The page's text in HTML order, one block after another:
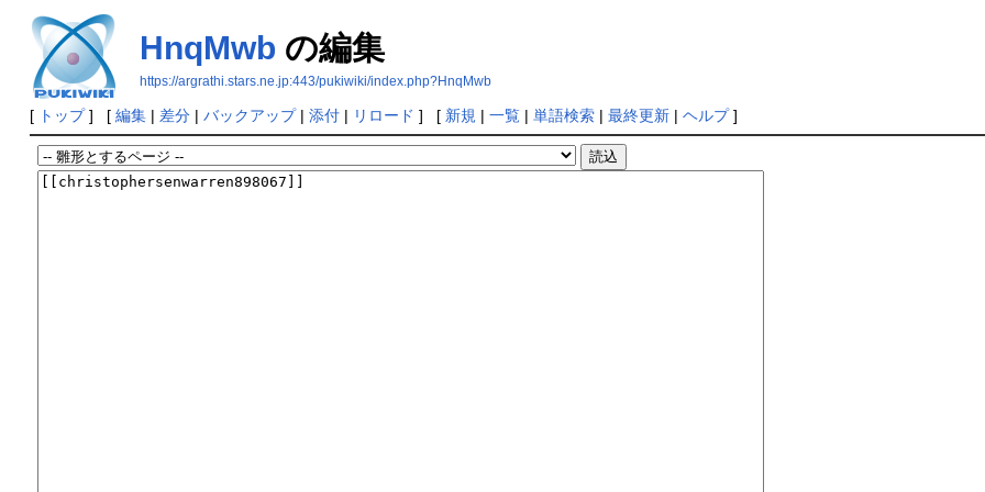
HnqMwb の編集
https://argrathi.stars.ne.jp:443/pukiwiki/index.php?HnqMwb
[ トップ] [ 編集| 差分| バックアップ| 添付| リロード ] [ 新規 | 一覧| 単語検索| 最終更新| ヘルプ]